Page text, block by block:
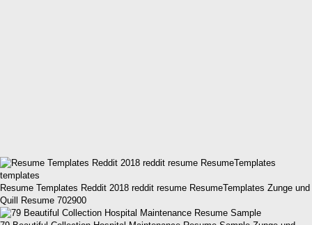
Resume Templates Reddit 2018 reddit resume ResumeTemplates Zunge und
Quill Resume 702900